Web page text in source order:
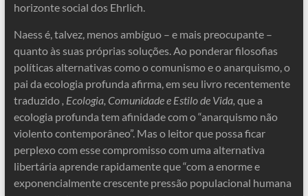
horizonte social dos Ehrlich.
Naess é, talvez, menos ambíguo – e mais preocupante –
quanto às suas próprias soluções. Ao ponderar filosofias
políticas alternativas como o comunismo e o anarquismo, o
pai da ecologia profunda afirma, em seu livro recentemente
traduzido, Ecologia, Comunidade e Estilo de Vida, que a
ecologia profunda tem afinidade com o “anarquismo não
violento contemporâneo”. Mas o leitor que possa ficar
perplexo com esse compromisso com uma alternativa
libertária aprende rapidamente que “com a enorme e
exponencialmente crescente pressão populacional humana